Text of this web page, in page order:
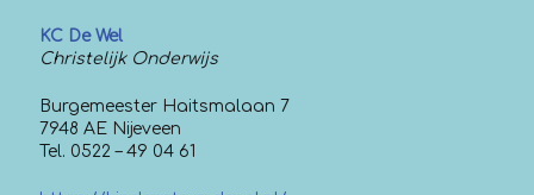
KC De Wel
Christelijk Onderwijs
Burgemeester Haitsmalaan 7
7948 AE Nijeveen
Tel. 0522 – 49 04 61